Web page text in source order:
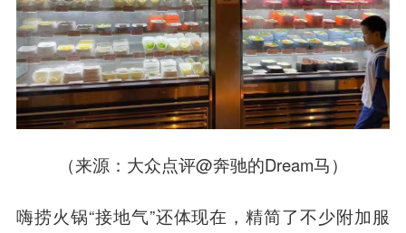
（来源：大众点评@奔驰的Dream马）
嗨捞火锅“接地气”还体现在，精简了不少附加服